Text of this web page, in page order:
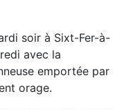
soir à Sixt-Fer-à-
avec la
emportée par
orage.